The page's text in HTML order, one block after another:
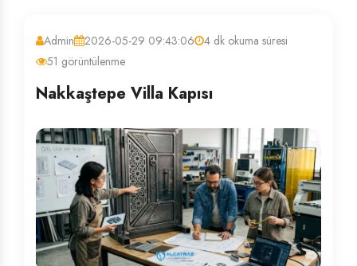
Admin 2026-05-29 09:43:06
4 dk okuma süresi
51 görüntülenme
Nakkaştepe Villa Kapısı